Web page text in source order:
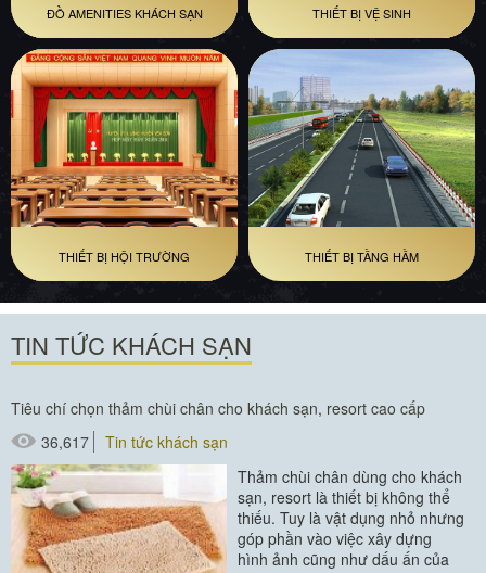
ĐỒ AMENITIES KHÁCH SẠN THIẾT BỊ VỆ SINH
THIẾT BỊ HỘI TRƯỜNG THIẾT BỊ TẦNG HẦM
TIN TỨC KHÁCH SẠN
Tiêu chí chọn thảm chùi chân cho khách sạn, resort cao cấp
36,617
Tin tức khách sạn
Thảm chùi chân dùng cho khách
sạn, resort là thiết bị không thể
thiếu. Tuy là vật dụng nhỏ nhưng
góp phần vào việc xây dựng
hình ảnh cũng như dấu ấn của